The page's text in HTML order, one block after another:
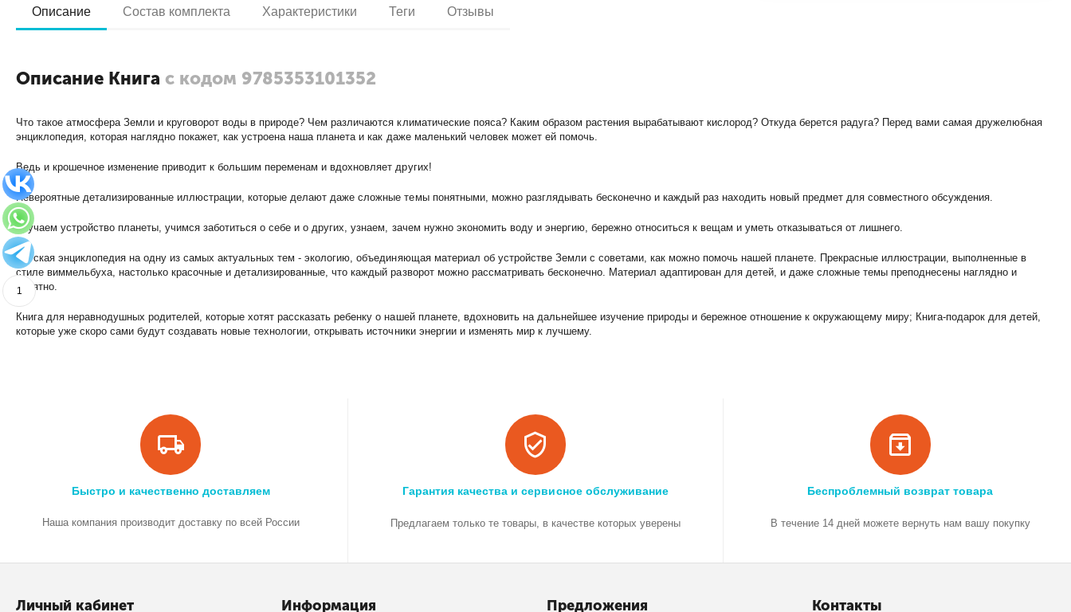
Описание Состав комплекта Характеристики Теги Отзывы
Описание Книга с кодом 9785353101352
Что такое атмосфера Земли и круговорот воды в природе? Чем различаются климатические пояса? Каким образом растения вырабатывают кислород? Откуда берется радуга? Перед вами самая дружелюбная
энциклопедия, которая наглядно покажет, как устроена наша планета и как даже маленький человек может ей помочь.
Ведь и крошечное изменение приводит к большим переменам и вдохновляет других!
Невероятные детализированные иллюстрации, которые делают даже сложные темы понятными, можно разглядывать бесконечно и каждый раз находить новый предмет для совместного обсуждения.
Изучаем устройство планеты, учимся заботиться о себе и о других, узнаем, зачем нужно экономить воду и энергию, бережно относиться к вещам и уметь отказываться от лишнего.
Детская энциклопедия на одну из самых актуальных тем - экологию, объединяющая материал об устройстве Земли с советами, как можно помочь нашей планете. Прекрасные иллюстрации, выполненные в
стиле виммельбуха, настолько красочные и детализированные, что каждый разворот можно рассматривать бесконечно. Материал адаптирован для детей, и даже сложные темы преподнесены наглядно и
понятно.
Книга для неравнодушных родителей, которые хотят рассказать ребенку о нашей планете, вдохновить на дальнейшее изучение природы и бережное отношение к окружающему миру; Книга-подарок для детей,
которые уже скоро сами будут создавать новые технологии, открывать источники энергии и изменять мир к лучшему.
Быстро и качественно доставляем
Наша компания производит доставку по всей России
Гарантия качества и сервисное обслуживание
Предлагаем только те товары, в качестве которых уверены
Беспроблемный возврат товара
В течение 14 дней можете вернуть нам вашу покупку
Личный кабинет Информация Предложения Контакты
1